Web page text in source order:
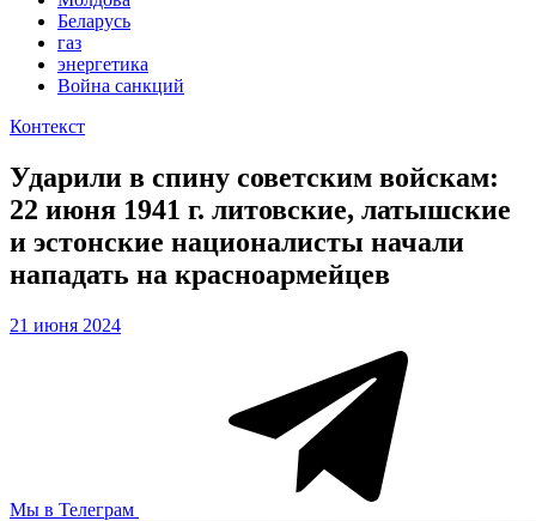
Беларусь
газ
энергетика
Война санкций
Контекст
Ударили в спину советским войскам:
22 июня 1941 г. литовские, латышские
и эстонские националисты начали
нападать на красноармейцев
21 июня 2024
Мы в Телеграм